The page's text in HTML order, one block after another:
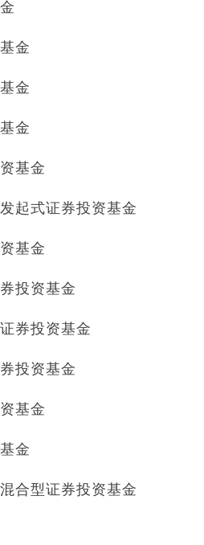
金
金
金
基金
起式证券投资基金
基金
投资基金
券投资基金
投资基金
基金
金
合型证券投资基金